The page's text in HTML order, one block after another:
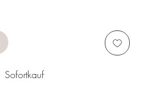
Sofortkauf